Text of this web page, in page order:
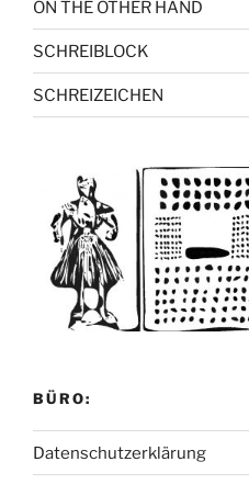
ON THE OTHER HAND
SCHREIBLOCK
SCHREIZEICHEN
BÜRO:
Datenschutzerklärung